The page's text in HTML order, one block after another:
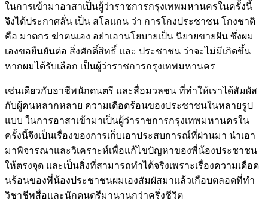
ในการเข้ามาอาสาเป็นผู้ว่าราชการกรุงเทพมหานครในครั้งนี้
จึงได้ประกาศลั่น เป็น สโลแกน ว่า การโกงประชาชน โกงชาติ
คือ มาตกร ฆ่าตนเอง อย่าเอานโยบายเป็น นิยายขายฝัน ซึ่งผม
เองขอยืนยันต่อ สิ่งศักดิ์สิทธิ์ และ ประชาชน ว่าจะไม่มีเกิดขึ้น
หากผมได้รับเลือก เป็นผู้ว่าราชการกรุงเทพมหานคร
เช่นเดียวกับอาชีพนักดนตรี และสื่อมวลชน ที่ทำให้เราได้สัมผัส
กับผู้คนหลากหลาย ความเดือดร้อนของประชาชนในหลายรูป
แบบ ในการอาสาเข้ามาเป็นผู้ว่าราชการกรุงเทพมหานครใน
ครั้งนี้จึงเป็นเรื่องของการเก็บเอาประสบการณ์ที่ผ่านมา นำเอา
มาพิจารณาและวิเคราะห์เพื่อแก้ไขปัญหาของพี่น้องประชาชน
ให้ตรงจุด และเป็นสิ่งที่สามารถทำได้จริงเพราะเรื่องความเดือด
นร้อนของพี่น้องประชาชนผมเองสัมผัสมาแล้วเกือบตลอดที่ทำ
วิชาชีพสื่อและนักดนตรีมานานกว่าครึ่งชีวิต